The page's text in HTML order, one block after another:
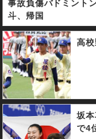
事故負傷バドミント
斗、帰国
高
坂
で4